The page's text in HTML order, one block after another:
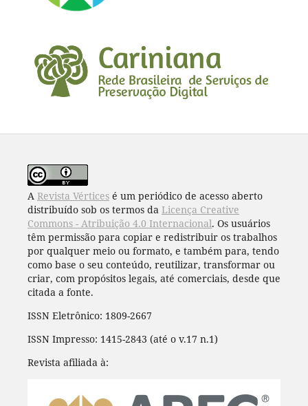
A Revista Vérticesé um periódico de acesso aberto
distribuído sob os termos da Licença Creative
Commons - Atribuição 4.0 Internacional. Os usuários
têm permissão para copiar e redistribuir os trabalhos
por qualquer meio ou formato, e também para, tendo
como base o seu conteúdo, reutilizar, transformar ou
criar, com propósitos legais, até comerciais, desde que
citada a fonte.
ISSN Eletrônico: 1809-2667
ISSN Impresso: 1415-2843 (até o v.17 n.1)
Revista afiliada à: